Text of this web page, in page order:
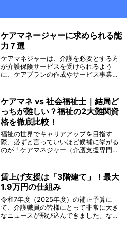
ケアマネージャーに求められる能
力７選
ケアマネジャーは、介護を必要とする方
が介護保険サービスを受けられるよう
に、ケアプランの作成やサービス事業所
められますがそれ以外にも、求められる
ことも多くあります。ケアマ...
ケアマネ vs 社会福祉士｜結局ど
っちが難しい？福祉の2大難関資
格を徹底比較！
福祉の世界でキャリアアップを目指す
際、必ずと言っていいほど候補に挙がる
のが「ケアマネジャー（介護支援専門
のところ、どちらの方が取得のハードル
が高いのでしょうか？今回は、...
賃上げ支援は「3階建て」！最大
1.9万円の仕組み
令和7年度（2025年度）の補正予算に
て、介護職員の皆様にとって非常に大き
なニュースが飛び込んできました。なん